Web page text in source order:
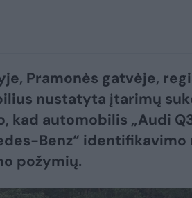
Pramonės gatvėje,
nustatyta įtarimų
kad automobilis „Audi
Benz“
požymių.